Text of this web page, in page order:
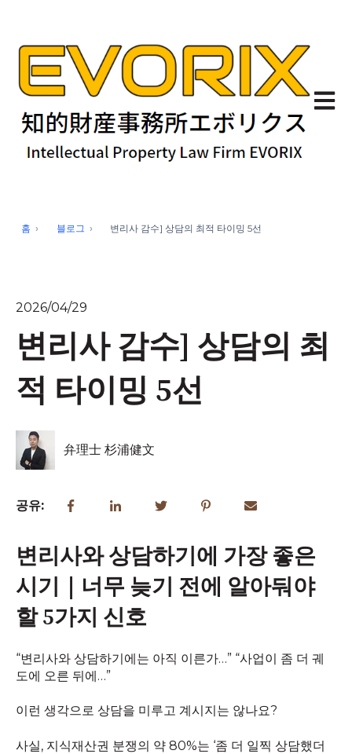
기본
홈 블로그 변리사 감수] 상담의 최적 타이밍 5선
2026/04/29
변리사 감수] 상담의 최
적 타이밍 5선
弁理士 杉浦健文
공유:
변리사와 상담하기에 가장 좋은
시기｜너무 늦기 전에 알아둬야
할 5가지 신호
“변리사와 상담하기에는 아직 이른가…” “사업이 좀 더 궤
도에 오른 뒤에…”
이런 생각으로 상담을 미루고 계시지는 않나요?
사실, 지식재산권 분쟁의 약 80%는 ‘좀 더 일찍 상담했더